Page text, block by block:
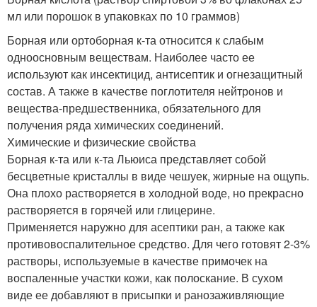
мл или порошок в упаковках по 10 граммов)
Борная или ортоборная к-та относится к слабым
одноосновным веществам. Наиболее часто ее
используют как инсектицид, антисептик и огнезащитный
состав. А также в качестве поглотителя нейтронов и
вещества-предшественника, обязательного для
получения ряда химических соединений.
Химические и физические свойства
Борная к-та или к-та Льюиса представляет собой
бесцветные кристаллы в виде чешуек, жирные на ощупь.
Она плохо растворяется в холодной воде, но прекрасно
растворяется в горячей или глицерине.
Применяется наружно для асептики ран, а также как
противовоспалительное средство. Для чего готовят 2-3%
растворы, используемые в качестве примочек на
воспаленные участки кожи, как полоскание. В сухом
виде ее добавляют в присыпки и ранозаживляющие